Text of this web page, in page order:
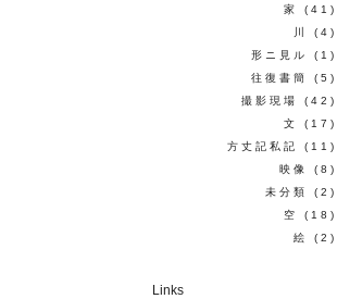
家
(41)
川
(4)
形ニ見ル
(1)
往復書簡
(5)
撮影現場
(42)
文
(17)
方丈記私記
(11)
映像
(8)
未分類
(2)
空
(18)
絵
(2)
Links